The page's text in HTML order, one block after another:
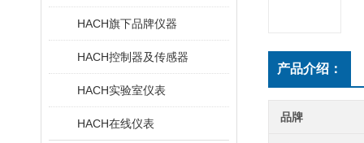
HACH旗下品牌仪器
HACH控制器及传感器
HACH实验室仪表
HACH在线仪表
产品介绍：
品牌